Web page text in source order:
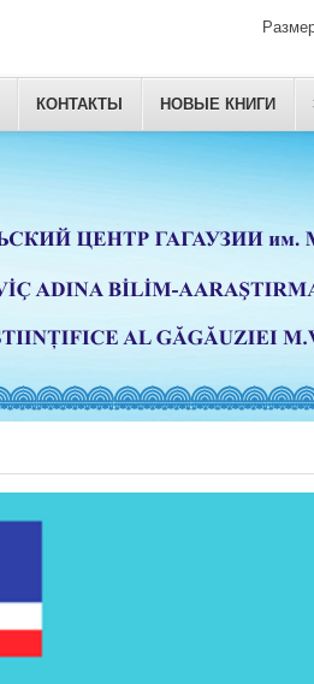
КОНТАКТЫ НОВЫЕ КНИГИ